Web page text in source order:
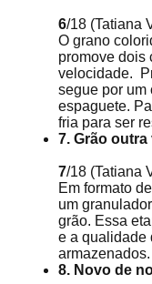
6/18 (Tatiana
O grano
promove dois
velocidade.
segue por um
espaguete.
fria para ser
7. Grão outra
7/18 (Tatiana
Em formato
um
grão. Essa
e a qualidade
armazenados.
8. Novo de